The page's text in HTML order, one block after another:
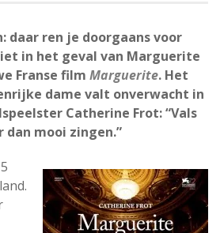
daar ren je doorgaans voor
in het geval van Marguerite
Franse film Marguerite. Het
dame valt onverwacht in
Catherine Frot: “Vals
mooi zingen.”